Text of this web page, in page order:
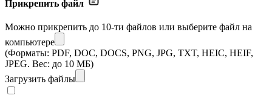
Прикрепить файл
Можно прикрепить до 10-ти файлов или выберите файл на
компьютере
(Форматы: PDF, DOC, DOCS, PNG, JPG, TXT, HEIC, HEIF,
JPEG. Вес: до 10 МБ)
Загрузить файлы